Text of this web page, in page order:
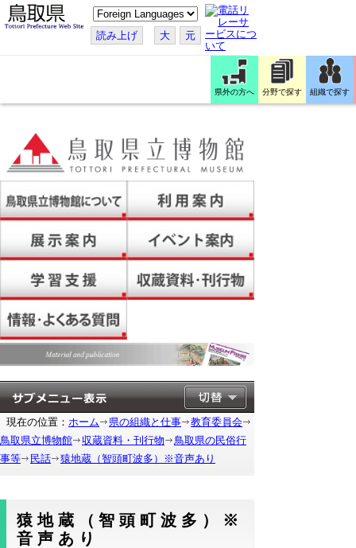
こ
の
ペ
ー
す
読み上げ 大 元
県外の方へ 分野で探す 組織で探す
現在の位置： ホーム 県の組織と仕事
教育委員会
鳥取県立博物館
収蔵資料・刊行物
鳥取県の民俗行
事等
民話 猿地蔵（智頭町波多）※音声あり
猿地蔵（智頭町波多）※
音声あり